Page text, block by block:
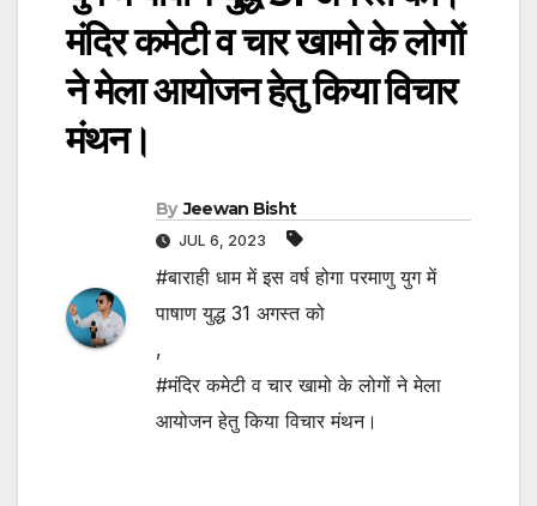
मंदिर कमेटी व चार खामो के लोगों
ने मेला आयोजन हेतु किया विचार
मंथन।
By Jeewan Bisht
JUL 6, 2023
#बाराही धाम में इस वर्ष होगा परमाणु युग में
पाषाण युद्ध 31 अगस्त को
,
#मंदिर कमेटी व चार खामो के लोगों ने मेला
आयोजन हेतु किया विचार मंथन।